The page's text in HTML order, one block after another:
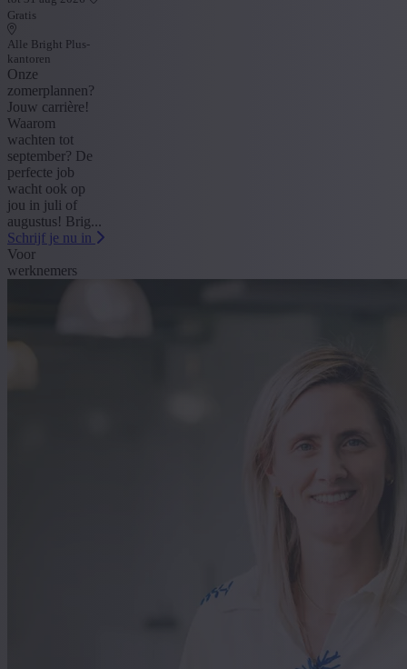
Gratis
Alle Bright Plus-
kantoren
Onze
zomerplannen?
Jouw carrière!
Waarom
wachten tot
september? De
perfecte job
wacht ook op
jou in juli of
augustus! Brig...
Schrijf je nu in
Voor
werknemers